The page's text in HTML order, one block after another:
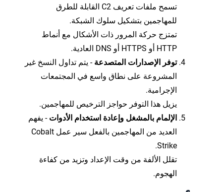
تسمح ملفات تعريف C2 القابلة للطرق
للمهاجمين بتشكيل سلوك الشبكة.
تمتزج حركة المرور ذات الأشكال مع أنماط
HTTP أو HTTPS أو DNS العادية.
توفر الإصدارات المتصدعة - يتم تداول النسخ غير
المشروعة على نطاق واسع في المجتمعات
الإجرامية.
يزيل هذا التوفر حواجز الترخيص للمهاجمين.
الإلمام بالمشغل وإعادة استخدام الأدوات - يفهم
العديد من المهاجمين بالفعل سير عمل Cobalt
Strike.
تقلل الألفة من وقت الإعداد وتزيد من كفاءة
الهجوم.